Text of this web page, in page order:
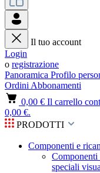
Il tuo account
Login
o registrazione
Panoramica Profilo
Ordini Abbonamenti
0,00 € Il carrello
0,00 €.
PRODOTTI
Componenti e
Componenti
speciali